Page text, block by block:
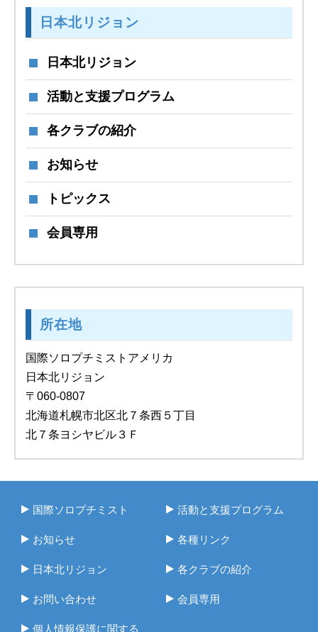
日本北リジョン
日本北リジョン
活動と支援プログラム
各クラブの紹介
お知らせ
トピックス
会員専用
所在地
国際ソロプチミストアメリカ
日本北リジョン
〒060-0807
北海道札幌市北区北７条西５丁目
北７条ヨシヤビル３Ｆ
国際ソロプチミスト 活動と支援プログラム
お知らせ 各種リンク
日本北リジョン 各クラブの紹介
お問い合わせ 会員専用
個人情報保護に関する